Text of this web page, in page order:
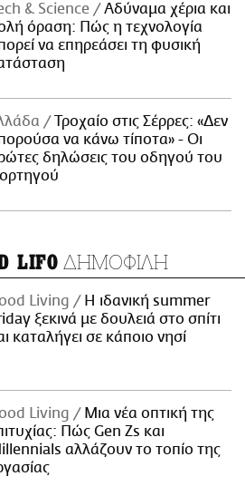
& Science
Αδύναμα χέρια και
όραση: Πώς η τεχνολογία
να επηρεάσει τη φυσική
Τροχαίο στις Σέρρες: «Δεν
να κάνω τίποτα» - Οι
δηλώσεις του οδηγού του
LIFO ΔΗΜΟΦΙΛΗ
Living
Η ιδανική summer
ξεκινά με δουλειά στο σπίτι
καταλήγει σε κάποιο νησί
Living
Μια νέα οπτική της
Πώς Gen Zs και
αλλάζουν το τοπίο της